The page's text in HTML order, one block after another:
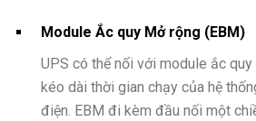
Module Ắc quy Mở rộng (EBM)
UPS có thể nối với module ắc
kéo dài thời gian chạy của hệ
điện. EBM đi kèm đầu nối một